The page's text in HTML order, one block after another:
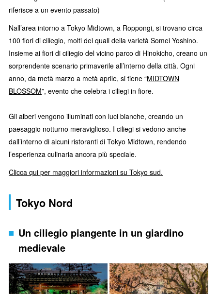
riferisce a un evento passato)
Nall’area intorno a Tokyo Midtown, a Roppongi, si trovano circa
100 fiori di ciliegio, molti dei quali della varietà Somei Yoshino.
Insieme ai fiori di ciliegio del vicino parco di Hinokicho, creano un
sorprendente scenario primaverile all’interno della città. Ogni
anno, da metà marzo a metà aprile, si tiene “MIDTOWN
BLOSSOM”, evento che celebra i ciliegi in fiore.
Gli alberi vengono illuminati con luci bianche, creando un
paesaggio notturno meraviglioso. I ciliegi si vedono anche
dall’interno di alcuni ristoranti di Tokyo Midtown, rendendo
l’esperienza culinaria ancora più speciale.
Clicca qui per maggiori informazioni su Tokyo sud.
Tokyo Nord
Un ciliegio piangente in un giardino
medievale